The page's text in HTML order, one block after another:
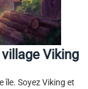
Viking
île. Soyez Viking et